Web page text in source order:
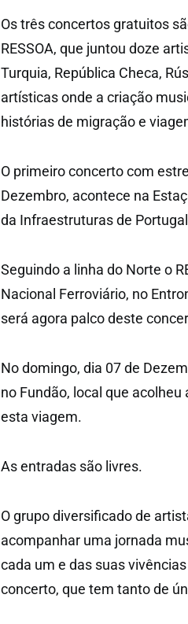
Os três concertos gratuitos
RESSOA, que juntou doze
Turquia, República Checa,
artísticas onde a criação
histórias de migração e
O primeiro concerto com
Dezembro, acontece na
da Infraestruturas de
Seguindo a linha do Norte o
Nacional Ferroviário, no
será agora palco deste
No domingo, dia 07 de
no Fundão, local que
esta viagem.
As entradas são livres.
O grupo diversificado de
acompanhar uma jornada
cada um e das suas
concerto, que tem tanto de